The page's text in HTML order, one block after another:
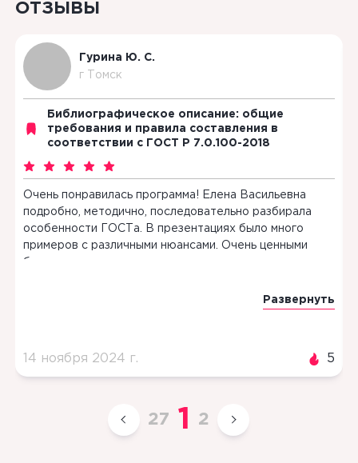
ОТЗЫВЫ
Гурина Ю. С.
г Томск
Библиографическое описание: общие
требования и правила составления в
соответствии с ГОСТ Р 7.0.100-2018
Очень понравилась программа! Елена Васильевна
подробно, методично, последовательно разбирала
особенности ГОСТа. В презентациях было много
примеров с различными нюансами. Очень ценными
ресурса. Большое спасибо Елене Васильевне и
Развернуть
14 ноября 2024 г. 5
27 1 2